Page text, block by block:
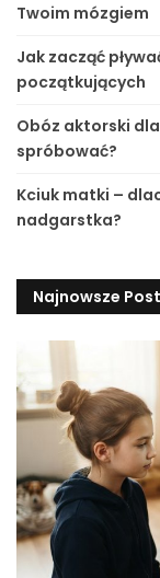
Twoim mózgiem
Jak zacząć
początkujących
Obóz aktorski
spróbować?
Kciuk matki –
nadgarstka?
Najnowsze